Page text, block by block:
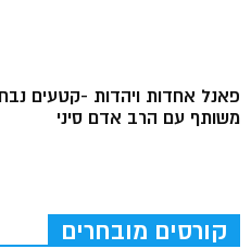
פאנל אחדות ויהדות -קטעים
משותף עם הרב אדם סיני
קורסים מובחרים